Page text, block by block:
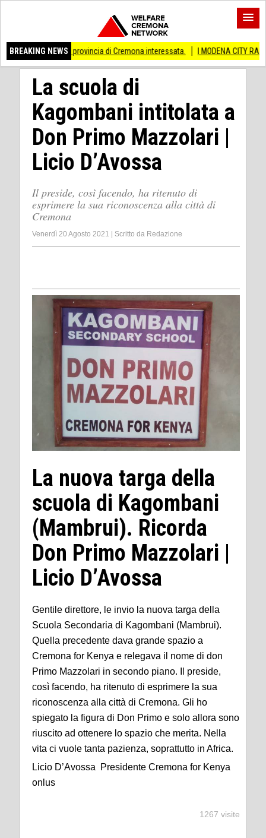
BREAKING NEWS
provincia di Cremona interessata. I MODENA CITY RAMBLERS
La scuola di
Kagombani intitolata a
Don Primo Mazzolari |
Licio D’Avossa
Il preside, così facendo, ha ritenuto di
esprimere la sua riconoscenza alla città di
Cremona
Venerdì 20 Agosto 2021 Scritto da Redazione
La nuova targa della
scuola di Kagombani
(Mambrui). Ricorda
Don Primo Mazzolari |
Licio D’Avossa
Gentile direttore, le invio la nuova targa della
Scuola Secondaria di Kagombani (Mambrui).
Quella precedente dava grande spazio a
Cremona for Kenya e relegava il nome di don
Primo Mazzolari in secondo piano. Il preside,
così facendo, ha ritenuto di esprimere la sua
riconoscenza alla città di Cremona. Gli ho
spiegato la figura di Don Primo e solo allora sono
riuscito ad ottenere lo spazio che merita. Nella
vita ci vuole tanta pazienza, soprattutto in Africa.
Licio D’Avossa Presidente Cremona for Kenya
onlus
1267 visite